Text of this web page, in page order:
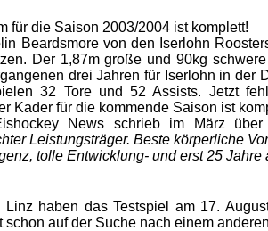
für die Saison 2003/2004 ist komplett!
Beardsmore von den Iserlohn
Der 1,87m große und 90kg
drei Jahren für Iserlohn in der
32 Tore und 52 Assists. Jetzt
Kader für die kommende Saison ist
News schrieb im März
Leistungsträger. Beste körperliche
tolle Entwicklung- und erst 25 Jahre
haben das Testspiel am 17.
schon auf der Suche nach einem